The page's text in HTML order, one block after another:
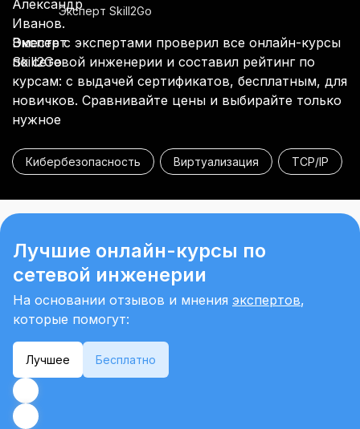
Эксперт Skill2Go
Вместе с экспертами проверил все онлайн-курсы
по сетевой инженерии и составил рейтинг по
курсам: с выдачей сертификатов, бесплатным, для
новичков. Сравнивайте цены и выбирайте только
нужное
Кибербезопасность Виртуализация TCP/IP
Лучшие онлайн-курсы по
сетевой инженерии
На основании отзывов и мнения экспертов,
которые помогут:
Лучшее Бесплатно